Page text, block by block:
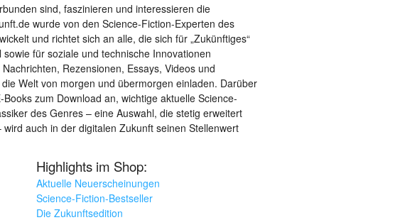
sind, faszinieren und interessieren die
wurde von den Science-Fiction-Experten des
und richtet sich an alle, die sich für „Zukünftiges“
für soziale und technische Innovationen
Rezensionen, Essays, Videos und
Welt von morgen und übermorgen einladen. Darüber
zum Download an, wichtige aktuelle Science-
des Genres – eine Auswahl, die stetig erweitert
auch in der digitalen Zukunft seinen Stellenwert
Highlights im Shop:
Aktuelle Neuerscheinungen
Science-Fiction-Bestseller
Die Zukunftsedition